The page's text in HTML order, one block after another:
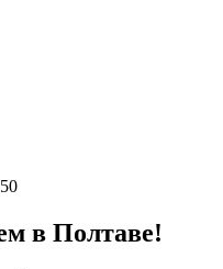
в Полтаве!